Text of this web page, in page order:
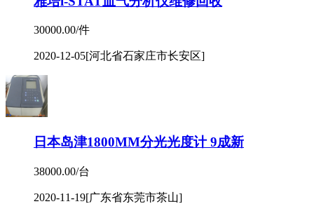
30000.00/件
2020-12-05[河北省石家庄市长安区]
日本岛津1800MM分光光度计 9成新
38000.00/台
2020-11-19[广东省东莞市茶山]